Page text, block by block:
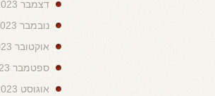
דצמבר 2023
נובמבר 2023
אוקטובר 2023
ספטמבר 2023
אוגוסט 2023